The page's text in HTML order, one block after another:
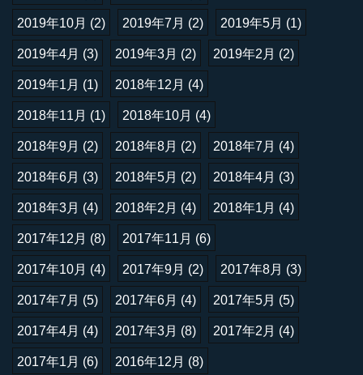
2019年10月 (2) 2019年7月 (2) 2019年5月 (1)
2019年4月 (3) 2019年3月 (2) 2019年2月 (2)
2019年1月 (1) 2018年12月 (4)
2018年11月 (1) 2018年10月 (4)
2018年9月 (2) 2018年8月 (2) 2018年7月 (4)
2018年6月 (3) 2018年5月 (2) 2018年4月 (3)
2018年3月 (4) 2018年2月 (4) 2018年1月 (4)
2017年12月 (8) 2017年11月 (6)
2017年10月 (4) 2017年9月 (2) 2017年8月 (3)
2017年7月 (5) 2017年6月 (4) 2017年5月 (5)
2017年4月 (4) 2017年3月 (8) 2017年2月 (4)
2017年1月 (6) 2016年12月 (8)